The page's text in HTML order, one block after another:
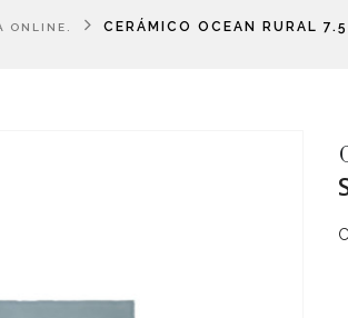
ONLINE. CERÁMICO OCEAN RURAL